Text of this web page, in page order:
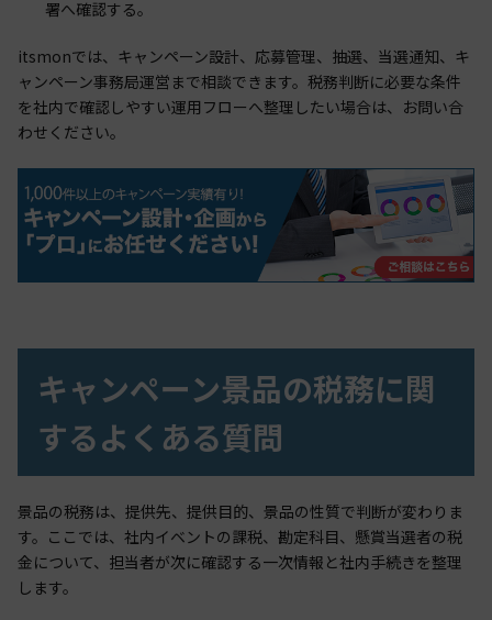
署へ確認する。
itsmonでは、キャンペーン設計、応募管理、抽選、当選通知、キ
ャンペーン事務局運営まで相談できます。税務判断に必要な条件
を社内で確認しやすい運用フローへ整理したい場合は、お問い合
わせください。
キャンペーン景品の税務に関
するよくある質問
景品の税務は、提供先、提供目的、景品の性質で判断が変わりま
す。ここでは、社内イベントの課税、勘定科目、懸賞当選者の税
金について、担当者が次に確認する一次情報と社内手続きを整理
します。